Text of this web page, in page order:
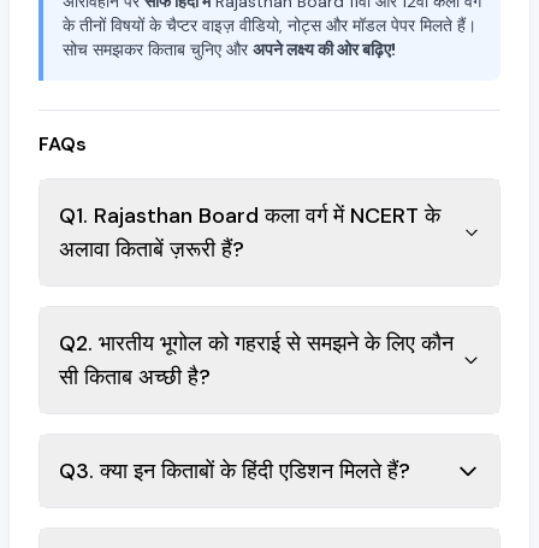
के तीनों विषयों के चैप्टर वाइज़ वीडियो, नोट्स और मॉडल पेपर मिलते हैं।
सोच समझकर किताब चुनिए औरअपने लक्ष्य की ओर बढ़िए!
FAQs
Q1. Rajasthan Board कला वर्ग में NCERT के
अलावा किताबें ज़रूरी हैं?
Q2. भारतीय भूगोल को गहराई से समझने के लिए कौन
सी किताब अच्छी है?
Q3. क्या इन किताबों के हिंदी एडिशन मिलते हैं?